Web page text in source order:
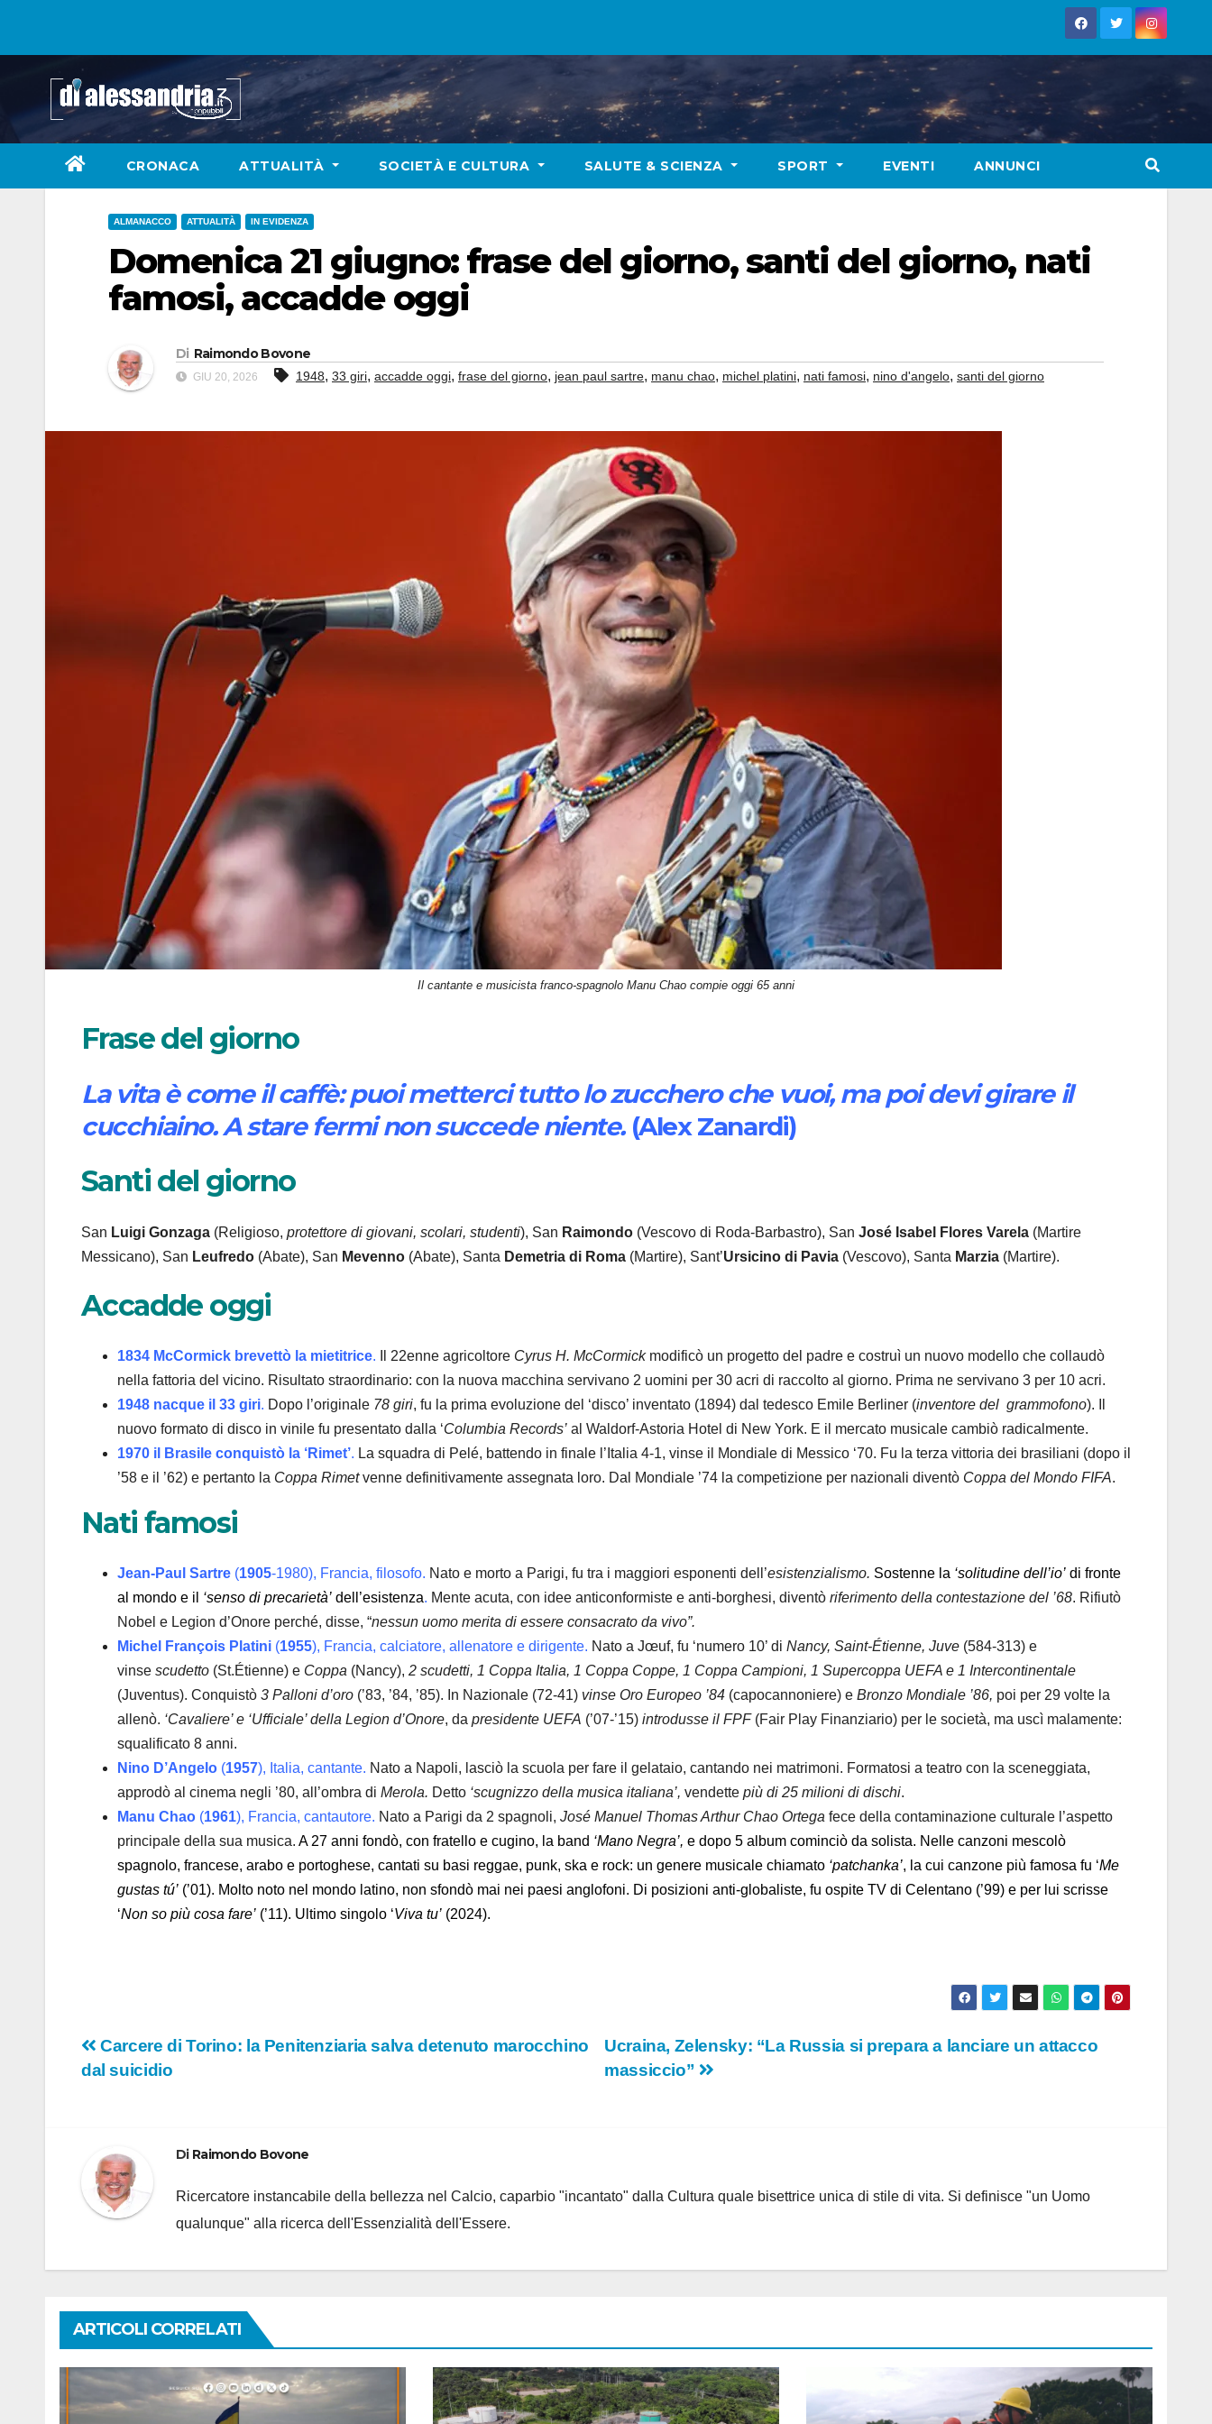
CRONACA ATTUALITÀ SOCIETÀ E CULTURA SALUTE & SCIENZA SPORT EVENTI ANNUNCI
ALMANACCO ATTUALITÀ IN EVIDENZA
Domenica 21 giugno: frase del giorno, santi del giorno, nati
famosi, accadde oggi
Di Raimondo Bovone
GIU 20, 2026 1948, 33 giri, accadde oggi, frase del giorno, jean paul sartre, manu chao, michel platini, nati famosi, nino d'angelo, santi del giorno
Il cantante e musicista franco-spagnolo Manu Chao compie oggi 65 anni
Frase del giorno
La vita è come il caffè: puoi metterci tutto lo zucchero che vuoi, ma poi devi girare il
cucchiaino. A stare fermi non succede niente.(Alex Zanardi)
Santi del giorno
San Luigi Gonzaga (Religioso, protettore di giovani, scolari, studenti), San Raimondo (Vescovo di Roda-Barbastro), San José Isabel Flores Varela (Martire
Messicano), San Leufredo (Abate), San Mevenno (Abate), Santa Demetria di Roma (Martire), Sant’Ursicino di Pavia (Vescovo), Santa Marzia (Martire).
Accadde oggi
1834 McCormick brevettò la mietitrice. Il 22enne agricoltore Cyrus H. McCormickmodificò un progetto del padre e costruì un nuovo modello che collaudò
nella fattoria del vicino. Risultato straordinario: con la nuova macchina servivano 2 uomini per 30 acri di raccolto al giorno. Prima ne servivano 3 per 10 acri.
1948 nacque il 33 giri. Dopo l’originale 78 giri, fu la prima evoluzione del ‘disco’ inventato (1894) dal tedesco Emile Berliner (inventore del grammofono). Il
nuovo formato di disco in vinile fu presentato dalla ‘Columbia Records’ al Waldorf-Astoria Hotel di New York. E il mercato musicale cambiò radicalmente.
1970 il Brasile conquistò la ‘Rimet’. La squadra di Pelé, battendo in finale l’Italia 4-1, vinse il Mondiale di Messico ‘70. Fu la terza vittoria dei brasiliani (dopo il
’58 e il ’62) e pertanto la Coppa Rimetvenne definitivamente assegnata loro. Dal Mondiale ’74 la competizione per nazionali diventò Coppa del Mondo FIFA.
Nati famosi
Jean-Paul Sartre (1905-1980), Francia, filosofo. Nato e morto a Parigi, fu tra i maggiori esponenti dell’esistenzialismo. Sostenne la ‘solitudine dell’io’ di fronte
al mondo e il ‘senso di precarietà’ dell’esistenza. Mente acuta, con idee anticonformiste e anti-borghesi, diventò riferimento della contestazione del ’68. Rifiutò
Nobel e Legion d’Onore perché, disse, “nessun uomo merita di essere consacrato da vivo”.
Michel François Platini (1955), Francia, calciatore, allenatore e dirigente. Nato a Jœuf, fu ‘numero 10’ di Nancy, Saint-Étienne, Juve (584-313) e
vinse scudetto (St.Étienne) e Coppa (Nancy), 2 scudetti, 1 Coppa Italia, 1 Coppa Coppe, 1 Coppa Campioni, 1 Supercoppa UEFA e 1 Intercontinentale
(Juventus). Conquistò 3 Palloni d’oro (’83, ’84, ’85). In Nazionale (72-41) vinse Oro Europeo ’84 (capocannoniere) e Bronzo Mondiale ’86, poi per 29 volte la
allenò. ‘Cavaliere’ e ‘Ufficiale’ della Legion d’Onore, da presidente UEFA (’07-’15) introdusse il FPF(Fair Play Finanziario) per le società, ma uscì malamente:
squalificato 8 anni.
Nino D’Angelo (1957), Italia, cantante. Nato a Napoli, lasciò la scuola per fare il gelataio, cantando nei matrimoni. Formatosi a teatro con la sceneggiata,
approdò al cinema negli ’80, all’ombra di Merola. Detto ‘scugnizzo della musica italiana’, vendette più di 25 milioni di dischi.
Manu Chao (1961), Francia, cantautore. Nato a Parigi da 2 spagnoli, José Manuel Thomas Arthur Chao Ortega fece della contaminazione culturale l’aspetto
principale della sua musica. A 27 anni fondò, con fratello e cugino, la band ‘Mano Negra’, e dopo 5 album cominciò da solista. Nelle canzoni mescolò
spagnolo, francese, arabo e portoghese, cantati su basi reggae, punk, ska e rock: un genere musicale chiamato ‘patchanka’, la cui canzone più famosa fu ‘Me
gustas tú’ (’01). Molto noto nel mondo latino, non sfondò mai nei paesi anglofoni. Di posizioni anti-globaliste, fu ospite TV di Celentano (’99) e per lui scrisse
‘Non so più cosa fare’ (’11). Ultimo singolo ‘Viva tu’ (2024).
Navigazione
Ucraina, Zelensky: “La Russia si prepara a lanciare un attacco
massiccio”
Carcere di Torino: la Penitenziaria salva detenuto marocchino
dal suicidio
Di Raimondo Bovone
Ricercatore instancabile della bellezza nel Calcio, caparbio "incantato" dalla Cultura quale bisettrice unica di stile di vita. Si definisce "un Uomo
qualunque" alla ricerca dell'Essenzialità dell'Essere.
ARTICOLI CORRELATI